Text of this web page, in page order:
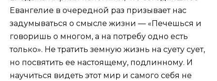
Евангелие в очередной раз призывает нас
задумываться о смысле жизни — «Печешься и
говоришь о многом, а на потребу одно есть
только». Не тратить земную жизнь на суету сует,
но посвятить ее настоящему, подлинному. И
научиться видеть этот мир и самого себя не